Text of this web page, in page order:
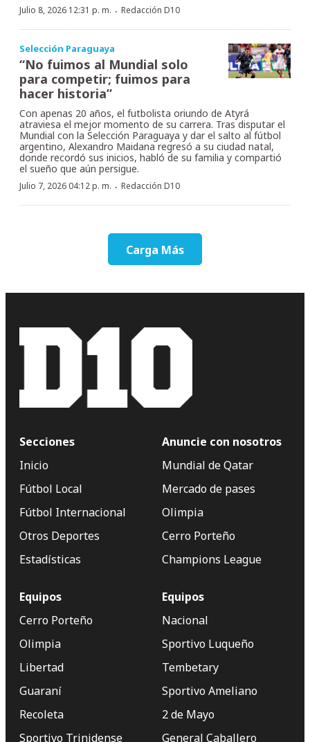
Julio 8, 2026 12:31 p. m. · Redacción D10
Selección Paraguaya
“No fuimos al Mundial solo
para competir; fuimos para
hacer historia”
Con apenas 20 años, el futbolista oriundo de Atyrá
atraviesa el mejor momento de su carrera. Tras disputar el
Mundial con la Selección Paraguaya y dar el salto al fútbol
argentino, Alexandro Maidana regresó a su ciudad natal,
donde recordó sus inicios, habló de su familia y compartió
el sueño que aún persigue.
Julio 7, 2026 04:12 p. m. · Redacción D10
Carga Más
Secciones
Inicio
Fútbol Local
Fútbol Internacional
Otros Deportes
Estadísticas
Anuncie con nosotros
Mundial de Qatar
Mercado de pases
Olimpia
Cerro Porteño
Champions League
Equipos
Cerro Porteño
Olimpia
Libertad
Guaraní
Recoleta
Sportivo Trinidense
Equipos
Nacional
Sportivo Luqueño
Tembetary
Sportivo Ameliano
2 de Mayo
General Caballero